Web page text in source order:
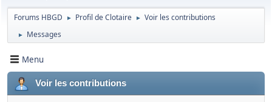
Forums HBGD ► Profil de Clotaire ► Voir les contributions
► Messages
Menu
Voir les contributions